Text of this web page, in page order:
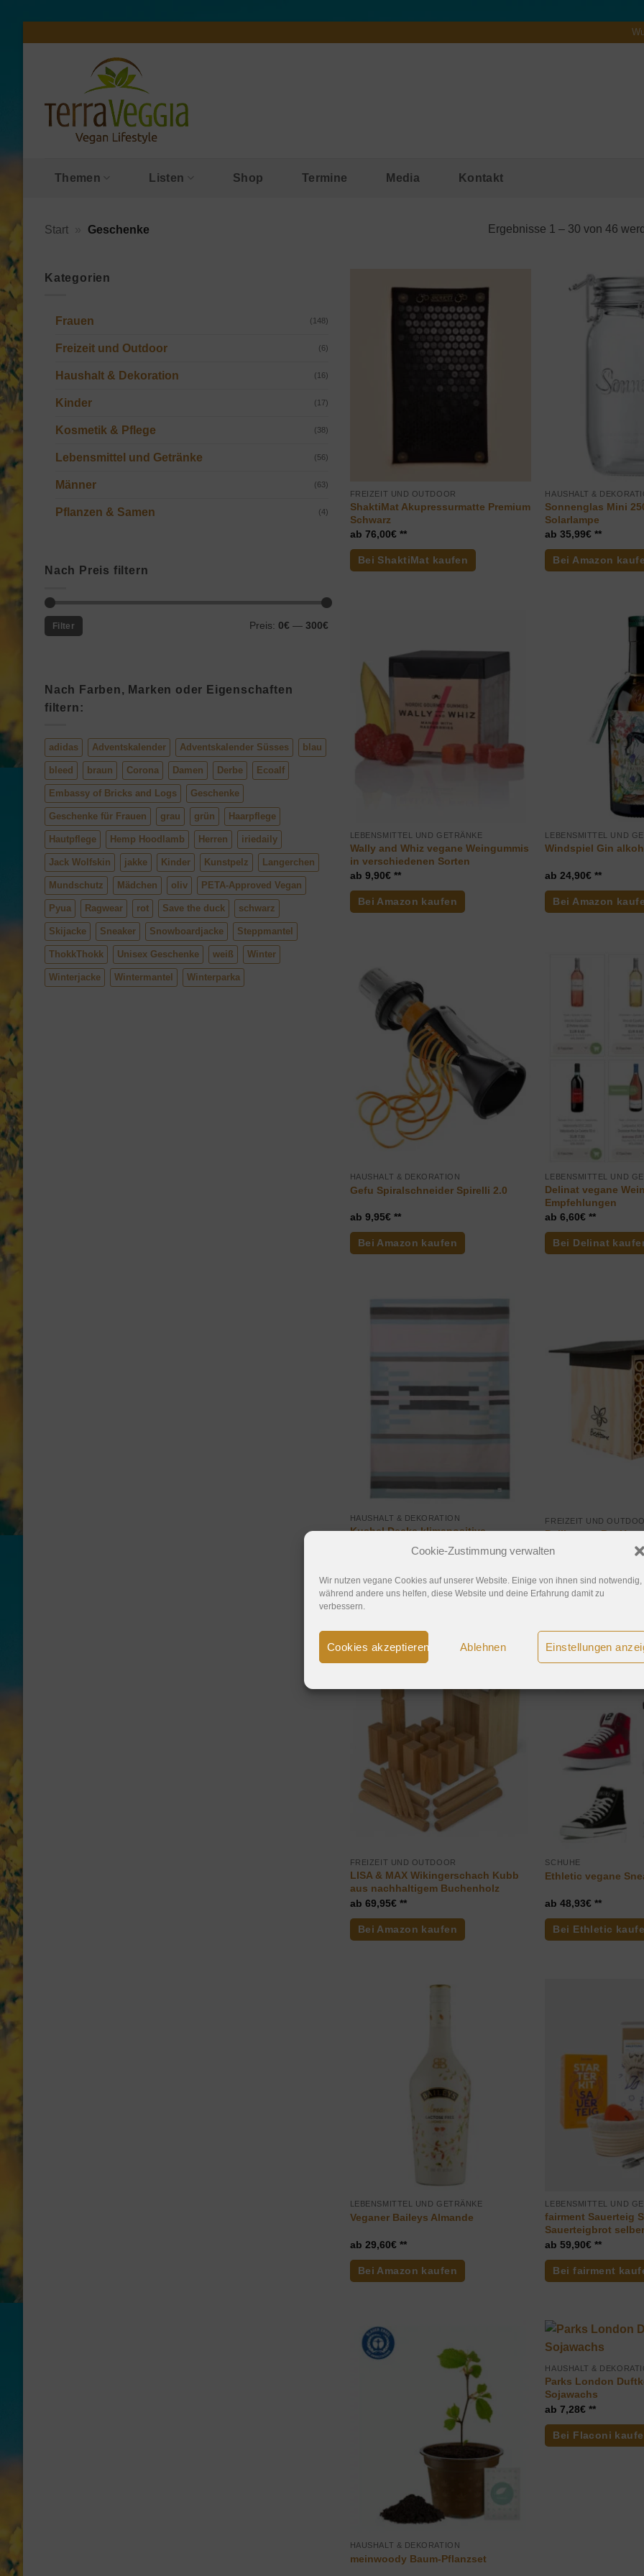
Cookie-Zustimmung verwalten
Wir nutzen vegane Cookies auf unserer Website. Einige von ihnen sind notwendig,
während andere uns helfen, diese Website und deine Erfahrung damit zu
verbessern.
Cookies akzeptieren Ablehnen Einstellungen
Themen Listen Shop Termine Media Kontakt
Start Geschenke Ergebnisse 1 – 30 von 46
Kategorien
Frauen (148)
Freizeit und Outdoor (6)
Haushalt & Dekoration (16)
Kinder (17)
Kosmetik & Pflege (38)
Lebensmittel und Getränke (56)
Männer (63)
Pflanzen & Samen (4)
Nach Preis filtern
Min.
Preis
Max.
Preis
Filter Preis: 0€ — 300€
Nach Farben, Marken oder Eigenschaften
filtern:
adidas Adventskalender Adventskalender Süsses blau
bleed braun Corona Damen Derbe Ecoalf
Embassy of Bricks and Logs Geschenke
Geschenke für Frauen grau grün Haarpflege
Hautpflege Hemp Hoodlamb Herren iriedaily
Jack Wolfskin jakke Kinder Kunstpelz Langerchen
Mundschutz Mädchen oliv PETA-Approved Vegan
Pyua Ragwear rot Save the duck schwarz
Skijacke Sneaker Snowboardjacke Steppmantel
ThokkThokk Unisex Geschenke weiß Winter
Winterjacke Wintermantel Winterparka
FREIZEIT UND OUTDOOR
ShaktiMat Akupressurmatte Premium
Schwarz
76,00€
Bei ShaktiMat kaufen
HAUSHALT &
Sonnenglas Mini
Solarlampe
35,99€
Bei Amazon
LEBENSMITTEL UND GETRÄNKE
Wally and Whiz vegane Weingummis
in verschiedenen Sorten
9,90€
Bei Amazon kaufen
LEBENSMITTEL UND
Windspiel Gin
24,90€
Bei Amazon
HAUSHALT & DEKORATION
Gefu Spiralschneider Spirelli 2.0
9,95€
Bei Amazon kaufen
LEBENSMITTEL UND
Delinat vegane
Empfehlungen
6,60€
Bei Delinat
HAUSHALT & DEKORATION
Kushel Decke klimapositive
Bei Kushel kaufen
FREIZEIT UND
Pollinature
Wildbienen
Bei Baldur-
FREIZEIT UND OUTDOOR
LISA & MAX Wikingerschach Kubb
aus nachhaltigem Buchenholz
69,95€
Bei Amazon kaufen
SCHUHE
Ethletic vegane
48,93€
Bei Ethletic
LEBENSMITTEL UND GETRÄNKE
Veganer Baileys Almande
29,60€
Bei Amazon kaufen
LEBENSMITTEL UND
fairment Sauerteig
Sauerteigbrot
59,90€
Bei fairment
HAUSHALT & DEKORATION
meinwoody Baum-Pflanzset
HAUSHALT &
Parks London
Sojawachs
7,28€
Bei Flaconi